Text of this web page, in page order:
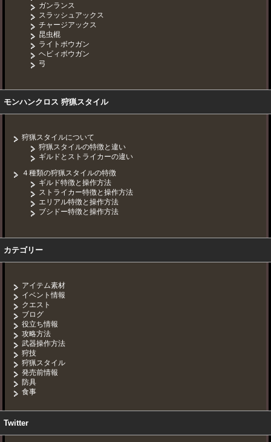
ガンランス
スラッシュアックス
チャージアックス
昆虫棍
ライトボウガン
ヘビィボウガン
弓
モンハンクロス 狩猟スタイル
狩猟スタイルについて
狩猟スタイルの特徴と違い
ギルドとストライカーの違い
４種類の狩猟スタイルの特徴
ギルド特徴と操作方法
ストライカー特徴と操作方法
エリアル特徴と操作方法
ブシドー特徴と操作方法
カテゴリー
アイテム素材
イベント情報
クエスト
ブログ
役立ち情報
攻略方法
武器操作方法
狩技
狩猟スタイル
発売前情報
防具
食事
Twitter